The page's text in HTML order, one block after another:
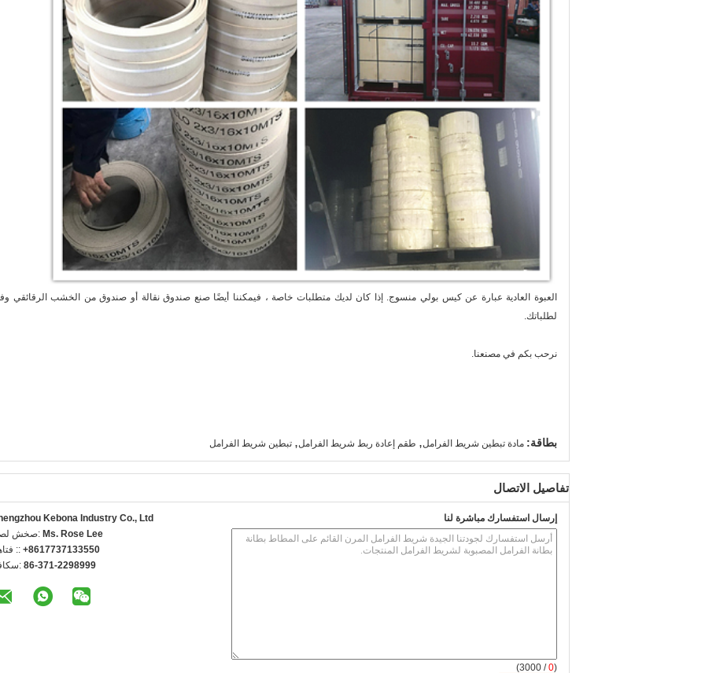
العبوة العادية عبارة عن كيس بولي منسوج. إذا كان لديك متطلبات خاصة ، فيمكننا أيضًا صنع صندوق نقالة أو صندوق من الخشب الرقائقي
لطلباتك.
نرحب بكم في مصنعنا.
بطاقة: مادة تبطين شريط الفرامل, طقم إعادة ربط شريط الفرامل, تبطين شريط الفرامل
تفاصيل الاتصال
Kebona Industry Co., Ltd
اتصل Ms. Rose Lee
+8617737133550
86-371-2298999
إرسال استفسارك مباشرة لنا
(
0
/ 3000)